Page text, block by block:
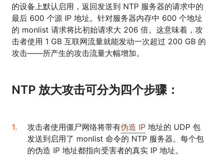
的设备上默认启用，返回发送到 NTP 服务器的请求中的
最后 600 个源 IP 地址。针对服务器内存中 600 个地址
的 monlist 请求将比初始请求大 206 倍。这意味着，攻
击者使用 1 GB 互联网流量就能发动一次超过 200 GB 的
攻击——所产生的攻击流量大幅增加。
NTP 放大攻击可分为四个步骤：
攻击者使用僵尸网络将带有伪造 IP 地址的 UDP 包
发送到启用了 monlist 命令的 NTP 服务器。每个包
的伪造 IP 地址都指向受害者的真实 IP 地址。